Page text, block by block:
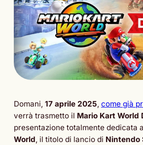
Domani, 17 aprile 2025, come già
verrà trasmetto il Mario Kart World
presentazione totalmente dedicata a
World, il titolo di lancio di Nintendo